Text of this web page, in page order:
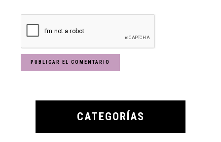
Primary
CATEGORÍAS